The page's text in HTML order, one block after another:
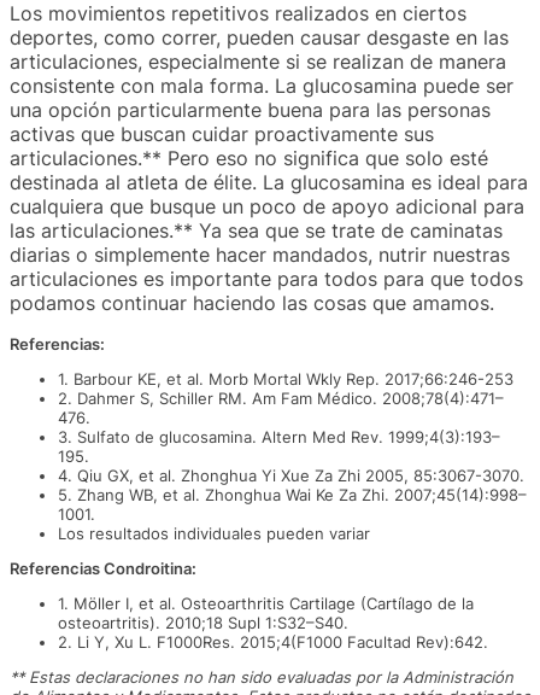
Los movimientos repetitivos realizados en ciertos
deportes, como correr, pueden causar desgaste en las
articulaciones, especialmente si se realizan de manera
consistente con mala forma. La glucosamina puede ser
una opción particularmente buena para las personas
activas que buscan cuidar proactivamente sus
articulaciones.** Pero eso no significa que solo esté
destinada al atleta de élite. La glucosamina es ideal para
cualquiera que busque un poco de apoyo adicional para
las articulaciones.** Ya sea que se trate de caminatas
diarias o simplemente hacer mandados, nutrir nuestras
articulaciones es importante para todos para que todos
podamos continuar haciendo las cosas que amamos.
Referencias:
1. Barbour KE, et al. Morb Mortal Wkly Rep. 2017;66:246-253
2. Dahmer S, Schiller RM. Am Fam Médico. 2008;78(4):471–
476.
3. Sulfato de glucosamina. Altern Med Rev. 1999;4(3):193–
195.
4. Qiu GX, et al. Zhonghua Yi Xue Za Zhi 2005, 85:3067-3070.
5. Zhang WB, et al. Zhonghua Wai Ke Za Zhi. 2007;45(14):998–
1001.
Los resultados individuales pueden variar
Referencias Condroitina:
1. Möller I, et al. Osteoarthritis Cartilage (Cartílago de la
osteoartritis). 2010;18 Supl 1:S32–S40.
2. Li Y, Xu L. F1000Res. 2015;4(F1000 Facultad Rev):642.
** Estas declaraciones no han sido evaluadas por la Administración